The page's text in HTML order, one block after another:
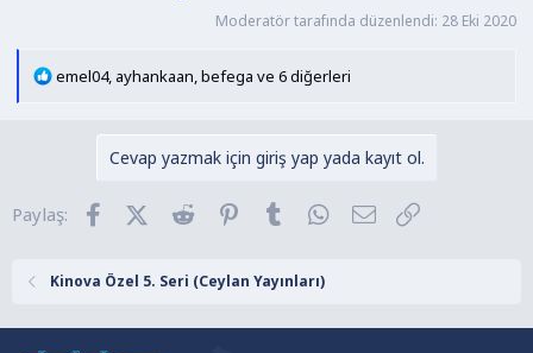
Moderatör tarafında düzenlendi: 28 Eki 2020
T
e
emel04, ayhankaan,befega ve 6 diğerleri
Cevap yazmak için giriş yap yada kayıt ol.
Paylaş: FacebookX (Twitter)
Reddit Pinterest
Tumblr WhatsApp
E-posta
Kinova Özel 5. Seri (Ceylan Yayınları)